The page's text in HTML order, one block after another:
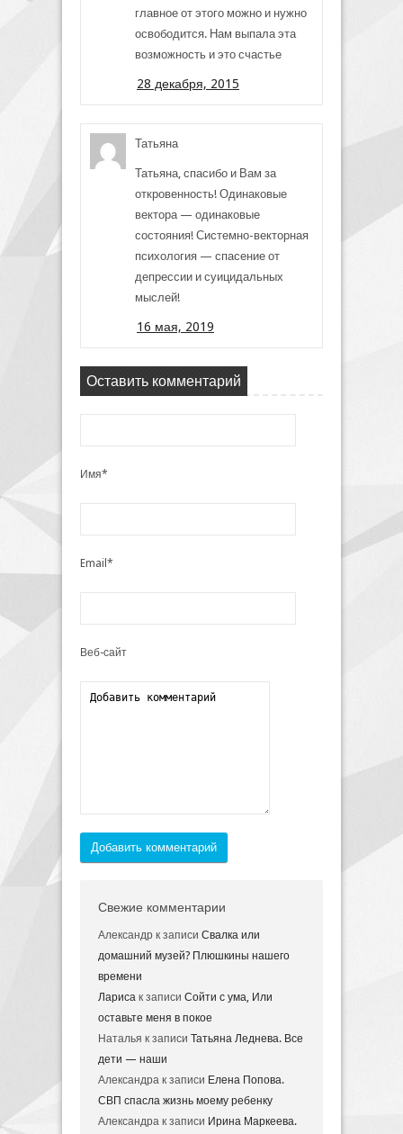
главное от этого можно и нужно
освободится. Нам выпала эта
возможность и это счастье
28 декабря, 2015
Татьяна
Татьяна, спасибо и Вам за
откровенность! Одинаковые
вектора — одинаковые
состояния! Системно-векторная
психология — спасение от
депрессии и суицидальных
мыслей!
16 мая, 2019
Оставить комментарий
Имя*
Email*
Веб-сайт
Добавить комментарий
Свежие комментарии
Александр к записи Свалка или
домашний музей? Плюшкины нашего
времени
Лариса к записи Сойти с ума, Или
оставьте меня в покое
Наталья к записи Татьяна Леднева. Все
дети — наши
Александра к записи Елена Попова.
СВП спасла жизнь моему ребенку
Александра к записи Ирина Маркеева.